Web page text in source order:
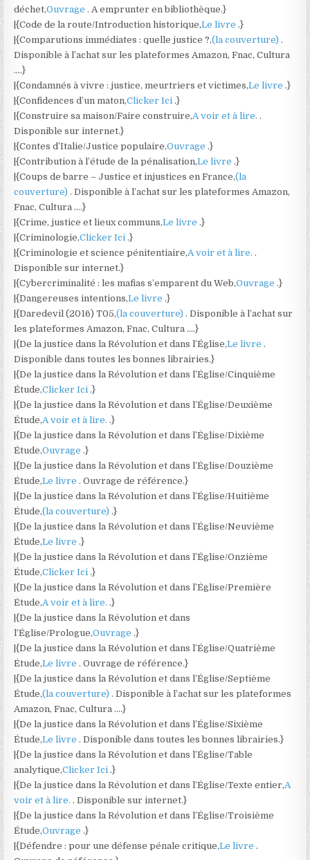
déchet,Ouvrage. A emprunter en bibliothèque.}
|{Code de la route/Introduction historique,Le livre.}
|{Comparutions immédiates : quelle justice ?,(la couverture).
Disponible à l’achat sur les plateformes Amazon, Fnac, Cultura
….}
|{Condamnés à vivre : justice, meurtriers et victimes,Le livre.}
|{Confidences d’un maton,Clicker Ici.}
|{Construire sa maison/Faire construire,A voir et à lire..
Disponible sur internet.}
|{Contes d’Italie/Justice populaire,Ouvrage.}
|{Contribution à l’étude de la pénalisation,Le livre.}
|{Coups de barre – Justice et injustices en France,(la
couverture). Disponible à l’achat sur les plateformes Amazon,
Fnac, Cultura ….}
|{Crime, justice et lieux communs,Le livre.}
|{Criminologie,Clicker Ici.}
|{Criminologie et science pénitentiaire,A voir et à lire..
Disponible sur internet.}
|{Cybercriminalité : les mafias s’emparent du Web,Ouvrage.}
|{Dangereuses intentions,Le livre.}
|{Daredevil (2016) T05,(la couverture). Disponible à l’achat sur
les plateformes Amazon, Fnac, Cultura ….}
|{De la justice dans la Révolution et dans l’Église,Le livre.
Disponible dans toutes les bonnes librairies.}
|{De la justice dans la Révolution et dans l’Église/Cinquième
Étude,Clicker Ici.}
|{De la justice dans la Révolution et dans l’Église/Deuxième
Étude,A voir et à lire..}
|{De la justice dans la Révolution et dans l’Église/Dixième
Étude,Ouvrage.}
|{De la justice dans la Révolution et dans l’Église/Douzième
Étude,Le livre. Ouvrage de référence.}
|{De la justice dans la Révolution et dans l’Église/Huitième
Étude,(la couverture).}
|{De la justice dans la Révolution et dans l’Église/Neuvième
Étude,Le livre.}
|{De la justice dans la Révolution et dans l’Église/Onzième
Étude,Clicker Ici.}
|{De la justice dans la Révolution et dans l’Église/Première
Étude,A voir et à lire..}
|{De la justice dans la Révolution et dans
l’Église/Prologue,Ouvrage.}
|{De la justice dans la Révolution et dans l’Église/Quatrième
Étude,Le livre. Ouvrage de référence.}
|{De la justice dans la Révolution et dans l’Église/Septième
Étude,(la couverture). Disponible à l’achat sur les plateformes
Amazon, Fnac, Cultura ….}
|{De la justice dans la Révolution et dans l’Église/Sixième
Étude,Le livre. Disponible dans toutes les bonnes librairies.}
|{De la justice dans la Révolution et dans l’Église/Table
analytique,Clicker Ici.}
|{De la justice dans la Révolution et dans l’Église/Texte entier,A
voir et à lire.. Disponible sur internet.}
|{De la justice dans la Révolution et dans l’Église/Troisième
Étude,Ouvrage.}
|{Défendre : pour une défense pénale critique,Le livre.